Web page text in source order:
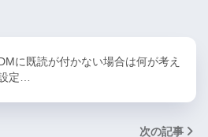
に既読が付かない場合は何が考え
定…
次の記事